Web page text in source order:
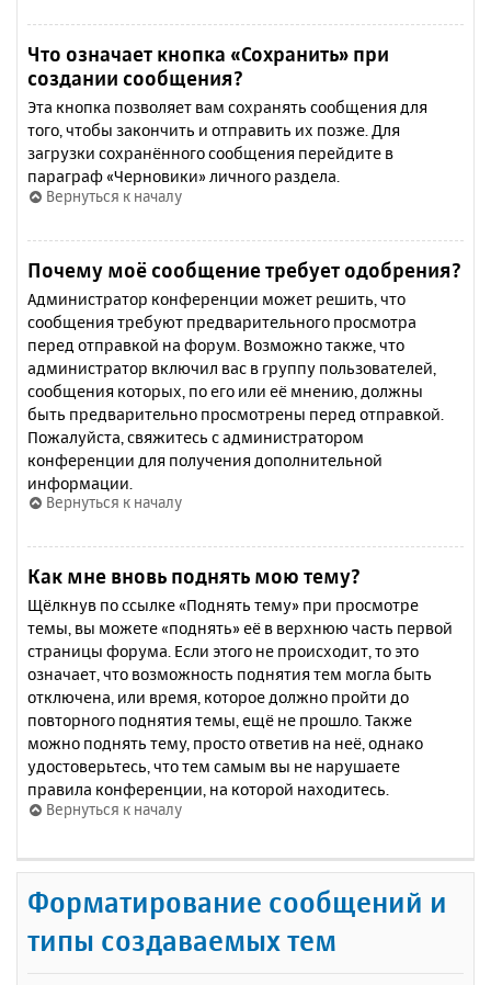
Что означает кнопка «Сохранить» при
создании сообщения?
Эта кнопка позволяет вам сохранять сообщения для
того, чтобы закончить и отправить их позже. Для
загрузки сохранённого сообщения перейдите в
параграф «Черновики» личного раздела.
Вернуться к началу
Почему моё сообщение требует одобрения?
Администратор конференции может решить, что
сообщения требуют предварительного просмотра
перед отправкой на форум. Возможно также, что
администратор включил вас в группу пользователей,
сообщения которых, по его или её мнению, должны
быть предварительно просмотрены перед отправкой.
Пожалуйста, свяжитесь с администратором
конференции для получения дополнительной
информации.
Вернуться к началу
Как мне вновь поднять мою тему?
Щёлкнув по ссылке «Поднять тему» при просмотре
темы, вы можете «поднять» её в верхнюю часть первой
страницы форума. Если этого не происходит, то это
означает, что возможность поднятия тем могла быть
отключена, или время, которое должно пройти до
повторного поднятия темы, ещё не прошло. Также
можно поднять тему, просто ответив на неё, однако
удостоверьтесь, что тем самым вы не нарушаете
правила конференции, на которой находитесь.
Вернуться к началу
Форматирование сообщений и
типы создаваемых тем